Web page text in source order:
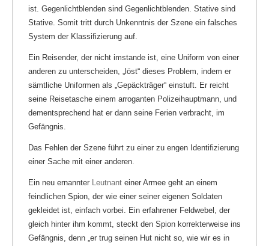
ist. Gegenlichtblenden sind Gegenlichtblenden. Stative sind
Stative. Somit tritt durch Unkenntnis der Szene ein falsches
System der Klassifizierung auf.
Ein Reisender, der nicht imstande ist, eine Uniform von einer
anderen zu unterscheiden, „löst“ dieses Problem, indem er
sämtliche Uniformen als „Gepäckträger“ einstuft. Er reicht
seine Reisetasche einem arroganten Polizeihauptmann, und
dementsprechend hat er dann seine Ferien verbracht, im
Gefängnis.
Das Fehlen der Szene führt zu einer zu engen Identifizierung
einer Sache mit einer anderen.
Ein neu ernannter Leutnant einer Armee geht an einem
feindlichen Spion, der wie einer seiner eigenen Soldaten
gekleidet ist, einfach vorbei. Ein erfahrener Feldwebel, der
gleich hinter ihm kommt, steckt den Spion korrekterweise ins
Gefängnis, denn „er trug seinen Hut nicht so, wie wir es in